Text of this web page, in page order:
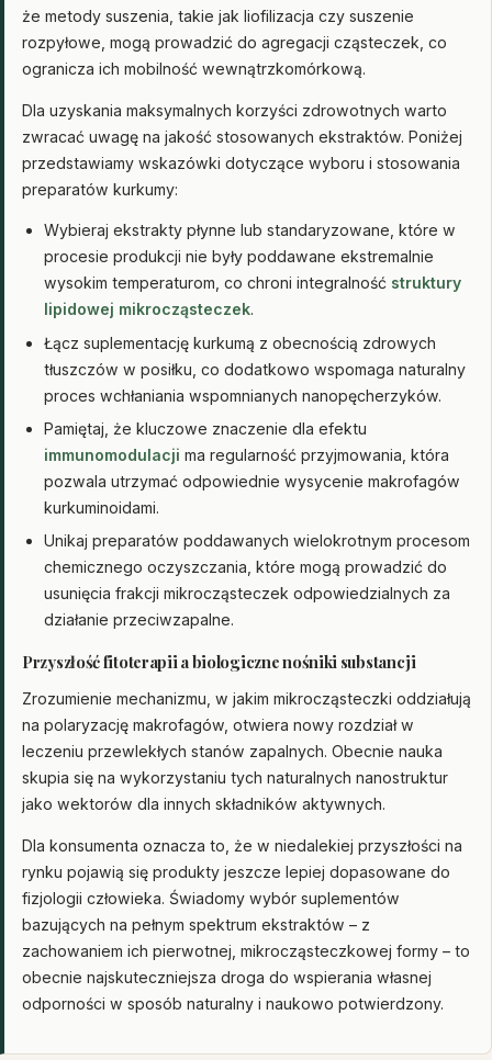
że metody suszenia, takie jak liofilizacja czy suszenie
rozpyłowe, mogą prowadzić do agregacji cząsteczek, co
ogranicza ich mobilność wewnątrzkomórkową.
Dla uzyskania maksymalnych korzyści zdrowotnych warto
zwracać uwagę na jakość stosowanych ekstraktów. Poniżej
przedstawiamy wskazówki dotyczące wyboru i stosowania
preparatów kurkumy:
Wybieraj ekstrakty płynne lub standaryzowane, które w
procesie produkcji nie były poddawane ekstremalnie
wysokim temperaturom, co chroni integralność struktury
lipidowej mikrocząsteczek.
Łącz suplementację kurkumą z obecnością zdrowych
tłuszczów w posiłku, co dodatkowo wspomaga naturalny
proces wchłaniania wspomnianych nanopęcherzyków.
Pamiętaj, że kluczowe znaczenie dla efektu
immunomodulacji ma regularność przyjmowania, która
pozwala utrzymać odpowiednie wysycenie makrofagów
kurkuminoidami.
Unikaj preparatów poddawanych wielokrotnym procesom
chemicznego oczyszczania, które mogą prowadzić do
usunięcia frakcji mikrocząsteczek odpowiedzialnych za
działanie przeciwzapalne.
Przyszłość fitoterapii a biologiczne nośniki substancji
Zrozumienie mechanizmu, w jakim mikrocząsteczki oddziałują
na polaryzację makrofagów, otwiera nowy rozdział w
leczeniu przewlekłych stanów zapalnych. Obecnie nauka
skupia się na wykorzystaniu tych naturalnych nanostruktur
jako wektorów dla innych składników aktywnych.
Dla konsumenta oznacza to, że w niedalekiej przyszłości na
rynku pojawią się produkty jeszcze lepiej dopasowane do
fizjologii człowieka. Świadomy wybór suplementów
bazujących na pełnym spektrum ekstraktów – z
zachowaniem ich pierwotnej, mikrocząsteczkowej formy – to
obecnie najskuteczniejsza droga do wspierania własnej
odporności w sposób naturalny i naukowo potwierdzony.